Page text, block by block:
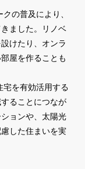
の普及により、
ました。リノベ
けたり、オンラ
屋を作ることも
宅を有効活用する
ることにつなが
ョンや、太陽光
した住まいを実